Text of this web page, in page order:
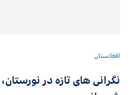
افغانستان
نگرانی های تازه در